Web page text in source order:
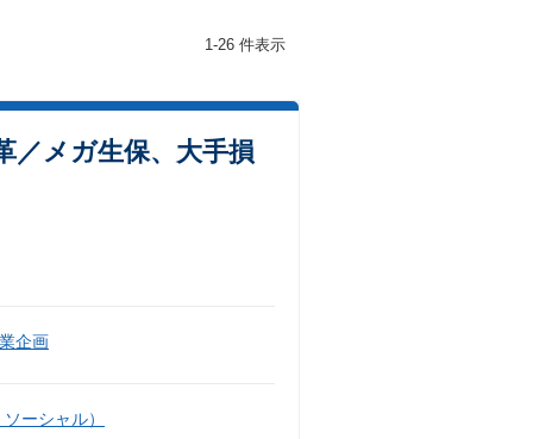
1-26 件表示
／メガ生保、大手損
企画
ーシャル）